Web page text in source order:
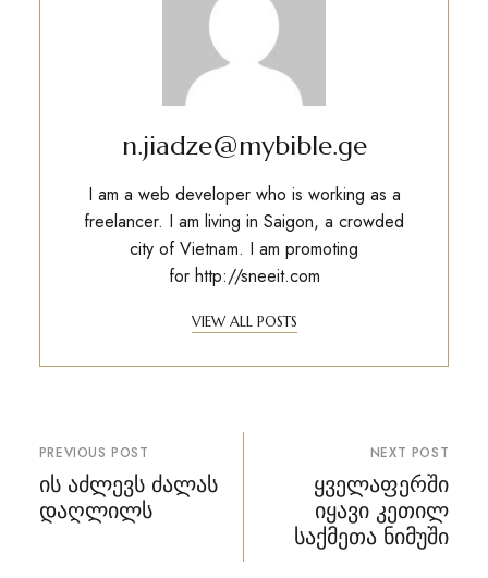
n.jiadze@mybible.ge
I am a web developer who is working as a
freelancer. I am living in Saigon, a crowded
city of Vietnam. I am promoting
for http://sneeit.com
VIEW ALL POSTS
პოსტის
ნავიგაცია
PREVIOUS POST
ის აძლევს ძალას
დაღლილს
NEXT POST
ყველაფერში
იყავი კეთილ
საქმეთა ნიმუში